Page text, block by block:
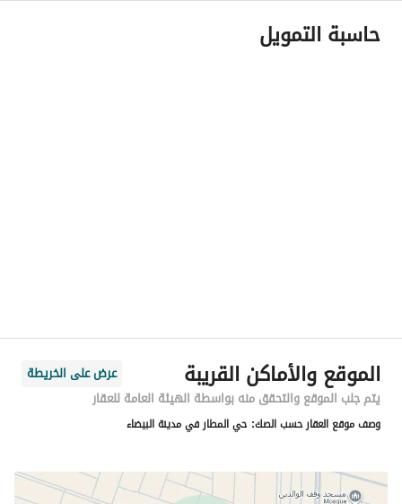
معلومات مسؤول الإعلان
اسم المسؤول
رقم المبنى
7954
الرقم الاضافي
4854
خط العرض
26.37133473684242
حاسبة التمويل
الموقع والأماكن القريبة
عرض على الخريطة
يتم جلب الموقع والتحقق منه بواسطة الهيئة العامة للعقار
وصف موقع العقار حسب الصك: حي المطار في مدينة البيضاء